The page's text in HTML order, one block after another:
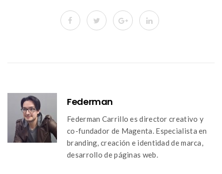
Federman
Federman Carrillo es director creativo y
co-fundador de Magenta. Especialista en
branding, creación e identidad de marca,
desarrollo de páginas web.